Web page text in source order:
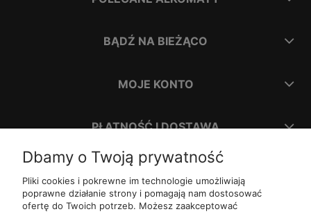
BĄDŹ NA BIEŻĄCO
MOJE KONTO
PŁATNOŚĆ I DOSTAWA
INFORMACJE
Dbamy o Twoją prywatność
Pliki cookies i pokrewne im technologie umożliwiają
poprawne działanie strony i pomagają nam dostosować
ofertę do Twoich potrzeb. Możesz zaakceptować